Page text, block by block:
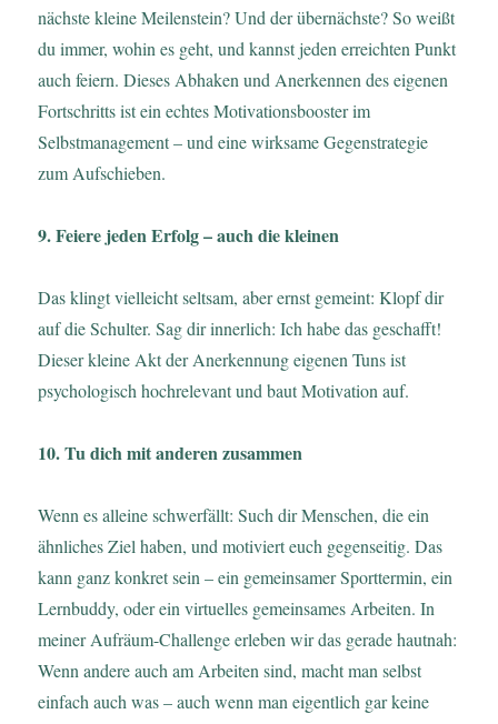
nächste kleine Meilenstein? Und der übernächste? So weißt
du immer, wohin es geht, und kannst jeden erreichten Punkt
auch feiern. Dieses Abhaken und Anerkennen des eigenen
Fortschritts ist ein echtes Motivationsbooster im
Selbstmanagement – und eine wirksame Gegenstrategie
zum Aufschieben.
9. Feiere jeden Erfolg – auch die kleinen
Das klingt vielleicht seltsam, aber ernst gemeint: Klopf dir
auf die Schulter. Sag dir innerlich: Ich habe das geschafft!
Dieser kleine Akt der Anerkennung eigenen Tuns ist
psychologisch hochrelevant und baut Motivation auf.
10. Tu dich mit anderen zusammen
Wenn es alleine schwerfällt: Such dir Menschen, die ein
ähnliches Ziel haben, und motiviert euch gegenseitig. Das
kann ganz konkret sein – ein gemeinsamer Sporttermin, ein
Lernbuddy, oder ein virtuelles gemeinsames Arbeiten. In
meiner Aufräum-Challenge erleben wir das gerade hautnah:
Wenn andere auch am Arbeiten sind, macht man selbst
einfach auch was – auch wenn man eigentlich gar keine